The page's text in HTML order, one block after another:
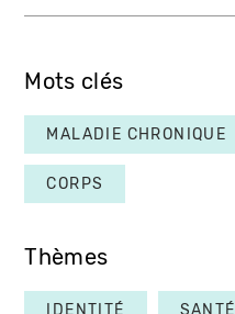
Mots clés
MALADIE CHRONIQUE
CORPS
Thèmes
IDENTITÉ SANTÉ